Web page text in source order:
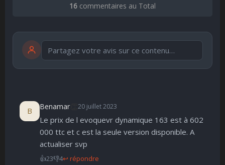
16 commentaires au Total
🤩
Parfait
👏
Bravo
😄
Réjoui
🙂
Content
😐
Indifférent
😮
Surpris
😞
Déçu
😠 😨
publication immédiate Publier
B Benamar 20 juillet 2023
Le prix de l evoquevr dynamique 163 est à 602
000 ttc et c est la seule version disponible. A
actualiser svp
👍23👎4↩ répondre